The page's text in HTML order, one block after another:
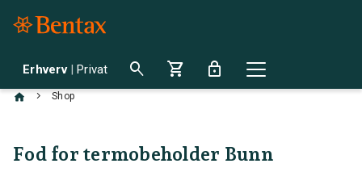
Erhverv | Privat search shopping_cart lock
chevron_right Shop
Fod for termobeholder Bunn